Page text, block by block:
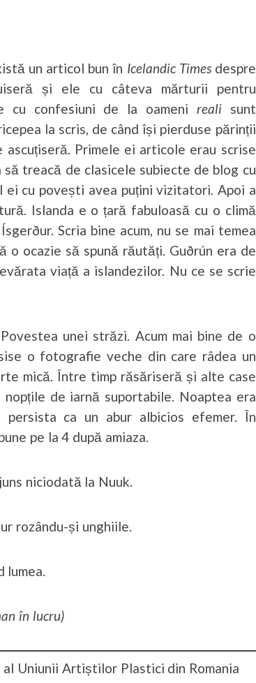
un articol bun în Icelandic Timesdespre
și ele cu câteva mărturii pentru
cu confesiuni de la oameni realisunt
la scris, de când își pierduse părinții
Primele ei articole erau scrise
treacă de clasicele subiecte de blog cu
ei cu povești avea puțini vizitatori. Apoi a
Islanda e o țară fabuloasă cu o climă
Scria bine acum, nu se mai temea
o ocazie să spună răutăți. Guðrún era de
viață a islandezilor. Nu ce se scrie
unei străzi. Acum mai bine de o
o fotografie veche din care râdea un
mică. Între timp răsăriseră și alte case
de iarnă suportabile. Noaptea era
ca un abur albicios efemer. În
pe la 4 după amiaza.
niciodată la Nuuk.
rozându-și unghiile.
lumea.
în lucru)
Uniunii Artiștilor Plastici din Romania